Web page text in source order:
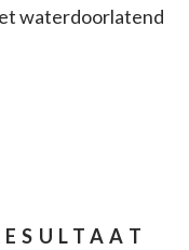
waterdoorlatend